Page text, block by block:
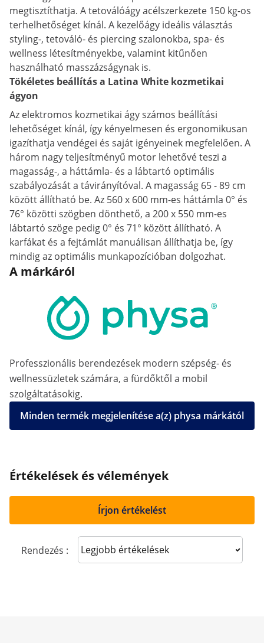
megtisztíthatja. A tetoválóágy acélszerkezete 150 kg-os
terhelhetőséget kínál. A kezelőágy ideális választás
styling-, tetováló- és piercing szalonokba, spa- és
wellness létesítményekbe, valamint kitűnően
használható masszázságynak is.
Tökéletes beállítás a Latina White kozmetikai
ágyon
Az elektromos kozmetikai ágy számos beállítási
lehetőséget kínál, így kényelmesen és ergonomikusan
igazíthatja vendégei és saját igényeinek megfelelően. A
három nagy teljesítményű motor lehetővé teszi a
magasság-, a háttámla- és a lábtartó optimális
szabályozását a távirányítóval. A magasság 65 - 89 cm
között állítható be. Az 560 x 600 mm-es háttámla 0° és
76° közötti szögben dönthető, a 200 x 550 mm-es
lábtartó szöge pedig 0° és 71° között állítható. A
karfákat és a fejtámlát manuálisan állíthatja be, így
mindig az optimális munkapozícióban dolgozhat.
A márkáról
Professzionális berendezések modern szépség- és
wellnessüzletek számára, a fürdőktől a mobil
szolgáltatásokig.
Minden termék megjelenítése a(z) physa márkától
Értékelések és vélemények
Írjon értékelést
Rendezés : Sort reviews